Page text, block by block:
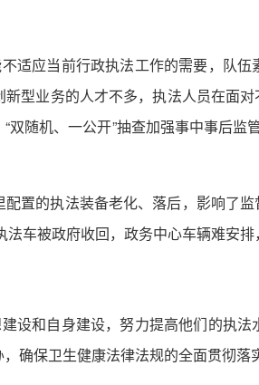
适应当前行政执法工作的需要，队
型业务的人才不多，执法人员在面
随机、一公开”抽查加强事中事后
配置的执法装备老化、落后，影响
车被政府收回，政务中心车辆难安排
设和自身建设，努力提高他们的执
确保卫生健康法律法规的全面贯彻落